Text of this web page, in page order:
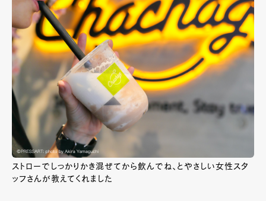
ストローでしっかりかき混ぜてから飲んでね、とやさしい女性スタ
ッフさんが教えてくれました